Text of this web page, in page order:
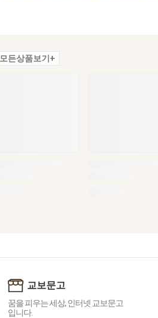
모든상품보기+
교보문고
꿈을 피우는 세상, 인터넷 교보문고
입니다.